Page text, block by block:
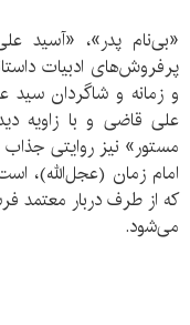
«بی‌نام پدر»، «آسید
پرفروش‌های ادبیات
و زمانه و شاگردان
علی قاضی و با
مستور» نیز روایتی
امام زمان (عجل‌الله)،
که از طرف دربار معتمد
می‌شود.